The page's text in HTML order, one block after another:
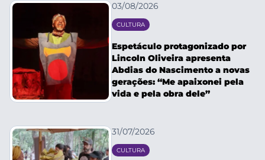
03/08/2026
CULTURA
Espetáculo protagonizado por
Lincoln Oliveira apresenta
Abdias do Nascimento a novas
gerações: “Me apaixonei pela
vida e pela obra dele”
31/07/2026
CULTURA